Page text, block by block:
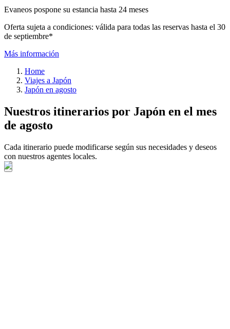
Evaneos pospone su estancia hasta 24 meses
Oferta sujeta a condiciones: válida para todas las reservas hasta el 30
de septiembre*
Más información
Home
Viajes a Japón
Japón en agosto
Nuestros itinerarios por Japón en el mes
de agosto
Cada itinerario puede modificarse según sus necesidades y deseos
con nuestros agentes locales.